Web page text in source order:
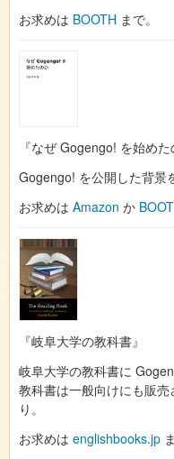
お求めは BOOTH まで。
『なぜ Gogengo! を始めた
Gogengo! を公開した背景
お求めは Amazon か
『岐阜大学の教科書』
岐阜大学の教科書に
教科書は一般向けにも販
り。
お求めは englishbooks.jp